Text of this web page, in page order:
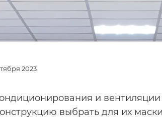
2023
и
выбрать для их